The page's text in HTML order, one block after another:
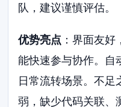
队，建议谨慎评估。
优势亮点 ：界面友
能快速参与协作。自
日常流转场景。不足
弱，缺少代码关联、